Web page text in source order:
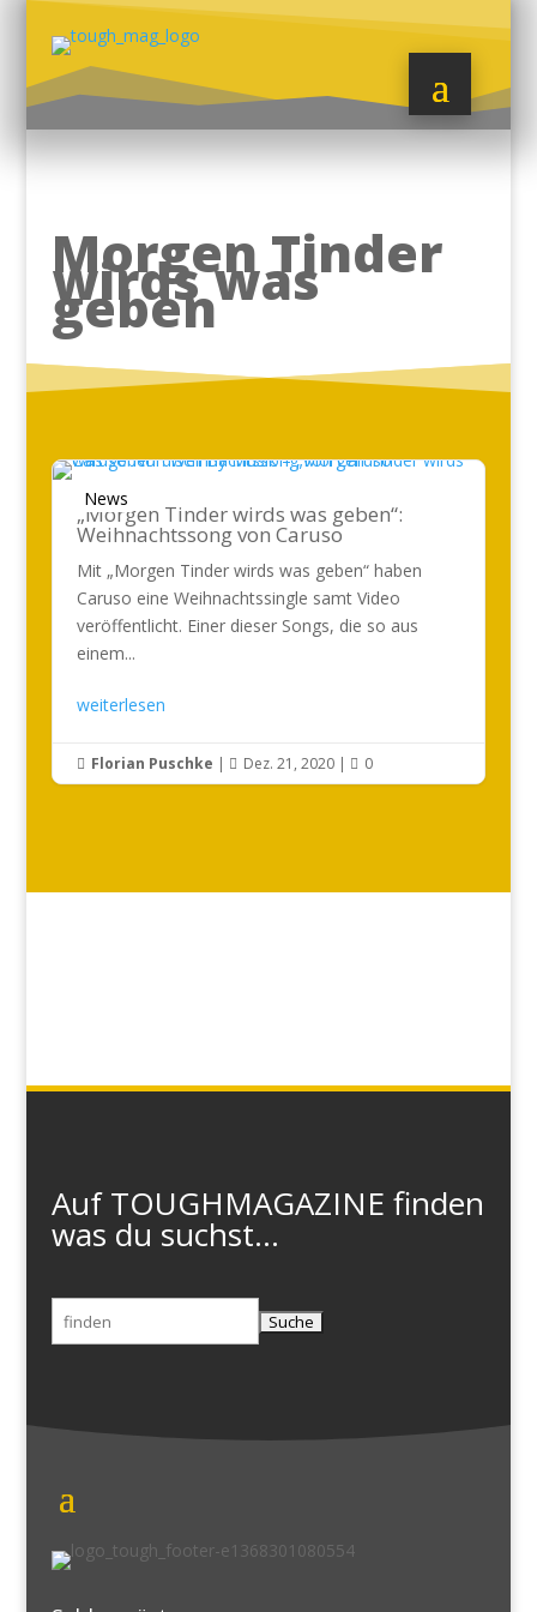
Morgen Tinder
wirds was
geben
News
„Morgen Tinder wirds was geben“:
Weihnachtssong von Caruso
Mit „Morgen Tinder wirds was geben“ haben
Caruso eine Weihnachtssingle samt Video
veröffentlicht. Einer dieser Songs, die so aus
einem...
weiterlesen
 Florian Puschke |  Dez. 21, 2020|  0
Auf TOUGHMAGAZINE finden
was du suchst...
Suchen
nach: